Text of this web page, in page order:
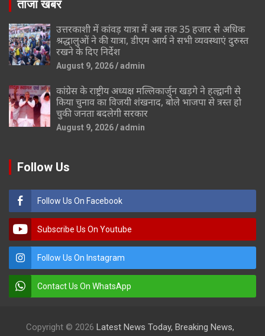
ताजा खबर
उत्तरकाशी में कांवड़ यात्रा में अब तक 35 हजार से अधिक
श्रद्धालुओं ने की यात्रा, डीएम आर्य ने सभी व्यवस्थाएं दुरुस्त
रखने के दिए निर्देश
August 9, 2026 admin
कांग्रेस के राष्ट्रीय अध्यक्ष मल्लिकार्जुन खड़गे ने हल्द्वानी से
किया चुनाव का विजयी शंखनाद, बोले भाजपा से त्रस्त हो
चुकी जनता बदलेगी सरकार
August 9, 2026 admin
Follow Us
Follow Us On Facebook
Subscribe Us On Youtube
Follow Us On Instagram
Contact Us On WhatsApp
Copyright © 2026 Latest News Today, Breaking News,